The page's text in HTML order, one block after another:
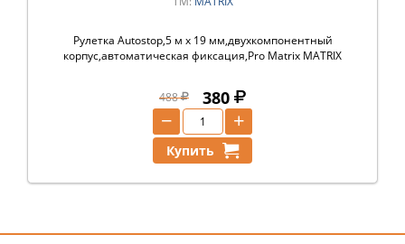
Рулетка Autostop,5 м х 19 мм,двухкомпонентный
корпус,автоматическая фиксация,Pro Matrix MATRIX
488 380
+
−
Купить